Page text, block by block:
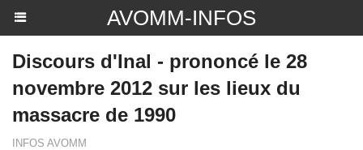
AVOMM-INFOS
Discours d'Inal - prononcé le 28
novembre 2012 sur les lieux du
massacre de 1990
INFOS AVOMM